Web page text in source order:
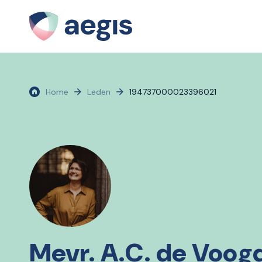
Home Leden 194737000023396021
Mevr. A.C. de